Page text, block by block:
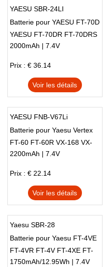
YAESU SBR-24LI
Batterie pour YAESU FT-70D
YAESU FT-70DR FT-70DRS
Radios
2000mAh | 7.4V
Prix : € 36.14
Voir les détails
YAESU FNB-V67Li
Batterie pour Yaesu Vertex
FT-60 FT-60R VX-168 VX-
418 Radio
2200mAh | 7.4V
Prix : € 22.14
Voir les détails
Yaesu SBR-28
Batterie pour Yaesu FT-4VE
FT-4VR FT-4V FT-4XE FT-
4XR
1750mAh/12.95Wh | 7.4V